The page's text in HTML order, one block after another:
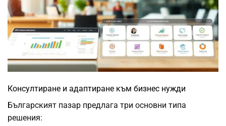
Консултиране и адаптиране към бизнес нужди
Българският пазар предлага три основни типа
решения: